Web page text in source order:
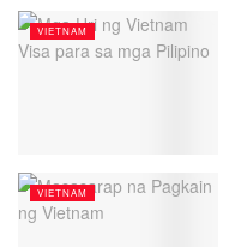
VIETNAM
VIETNAM